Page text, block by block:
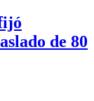
de 80